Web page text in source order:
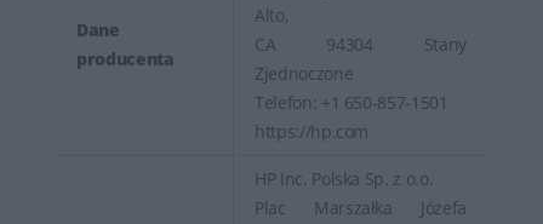
Dane
producenta
Alto,
CA 94304 Stany
Zjednoczone
Telefon: +1 650-857-1501
https://hp.com
HP Inc. Polska Sp. z o.o.
Plac Marszałka Józefa